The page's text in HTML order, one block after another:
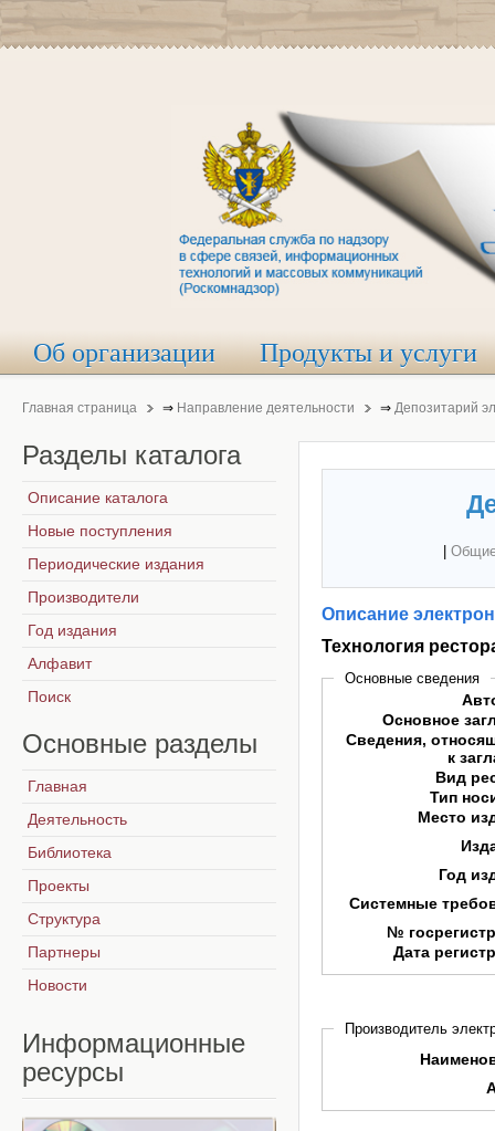
Об организации Продукты и услуги
Главная страница ⇒ Направление деятельности ⇒ Депозитарий
Описание
Технология
Основные сведения
Основное
Сведения,
к
Вид
Тип
Место
Год
Системные
№
Дата
Производитель
Разделы каталога
Описание каталога
Новые поступления
Периодические издания
Производители
Год издания
Алфавит
Поиск
Основные разделы
Главная
Деятельность
Библиотека
Проекты
Структура
Партнеры
Новости
Информационные
ресурсы